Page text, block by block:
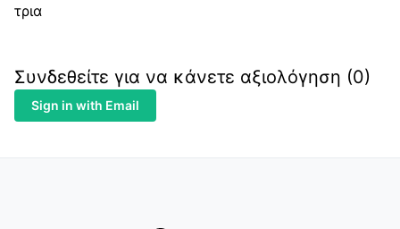
τρια
Συνδεθείτε για να κάνετε αξιολόγηση (0)
Sign in with Email